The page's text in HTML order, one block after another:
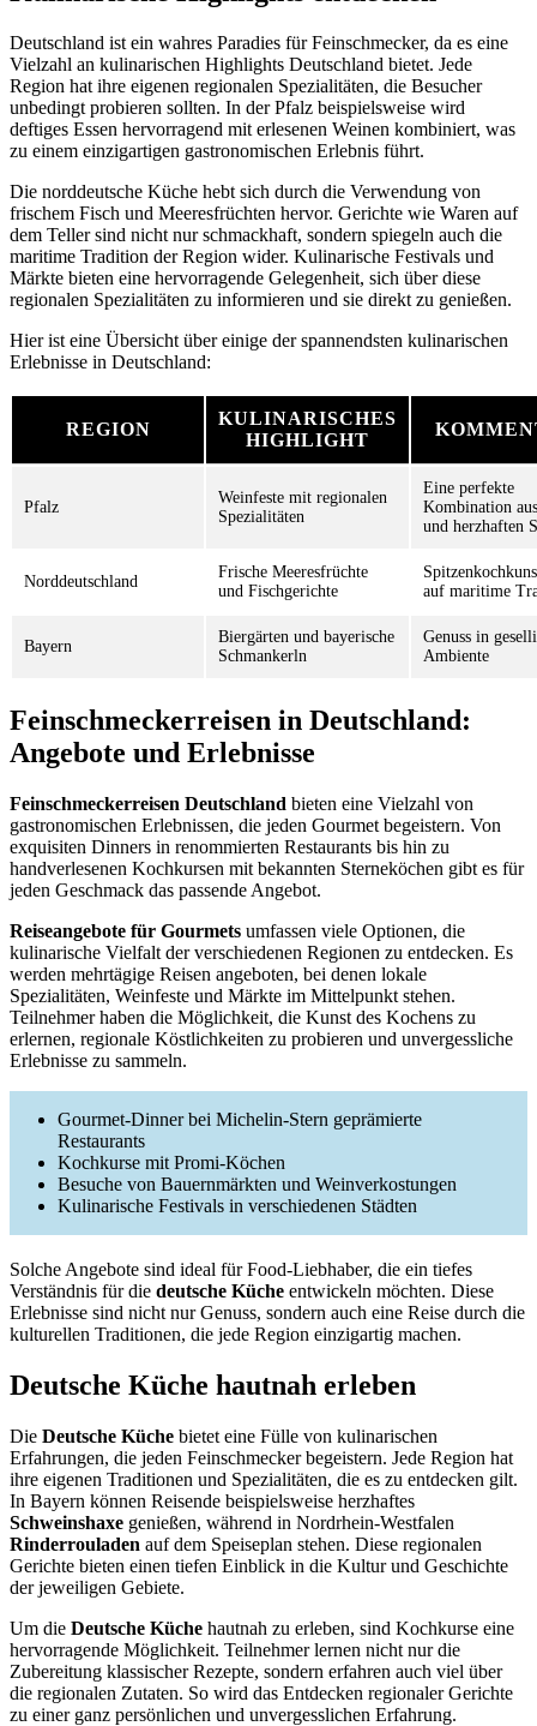
Deutschland ist ein wahres Paradies für Feinschmecker, da es eine
Vielzahl an kulinarischen Highlights Deutschland bietet. Jede
Region hat ihre eigenen regionalen Spezialitäten, die Besucher
unbedingt probieren sollten. In der Pfalz beispielsweise wird
deftiges Essen hervorragend mit erlesenen Weinen kombiniert, was
zu einem einzigartigen gastronomischen Erlebnis führt.
Die norddeutsche Küche hebt sich durch die Verwendung von
frischem Fisch und Meeresfrüchten hervor. Gerichte wie Waren auf
dem Teller sind nicht nur schmackhaft, sondern spiegeln auch die
maritime Tradition der Region wider. Kulinarische Festivals und
Märkte bieten eine hervorragende Gelegenheit, sich über diese
regionalen Spezialitäten zu informieren und sie direkt zu genießen.
Hier ist eine Übersicht über einige der spannendsten kulinarischen
Erlebnisse in Deutschland:
REGION
KULINARISCHES
HIGHLIGHT
Pfalz
Weinfeste mit regionalen
Spezialitäten
Eine perfekte
Kombination
und herzhaften
Norddeutschland
Frische Meeresfrüchte
und Fischgerichte
auf maritime
Bayern
Biergärten und bayerische
Schmankerln
Genuss in
Ambiente
Feinschmeckerreisen in Deutschland:
Angebote und Erlebnisse
Feinschmeckerreisen Deutschland bieten eine Vielzahl von
gastronomischen Erlebnissen, die jeden Gourmet begeistern. Von
exquisiten Dinners in renommierten Restaurants bis hin zu
handverlesenen Kochkursen mit bekannten Sterneköchen gibt es für
jeden Geschmack das passende Angebot.
Reiseangebote für Gourmets umfassen viele Optionen, die
kulinarische Vielfalt der verschiedenen Regionen zu entdecken. Es
werden mehrtägige Reisen angeboten, bei denen lokale
Spezialitäten, Weinfeste und Märkte im Mittelpunkt stehen.
Teilnehmer haben die Möglichkeit, die Kunst des Kochens zu
erlernen, regionale Köstlichkeiten zu probieren und unvergessliche
Erlebnisse zu sammeln.
Gourmet-Dinner bei Michelin-Stern geprämierte
Restaurants
Kochkurse mit Promi-Köchen
Besuche von Bauernmärkten und Weinverkostungen
Kulinarische Festivals in verschiedenen Städten
Solche Angebote sind ideal für Food-Liebhaber, die ein tiefes
Verständnis für die deutsche Küche entwickeln möchten. Diese
Erlebnisse sind nicht nur Genuss, sondern auch eine Reise durch die
kulturellen Traditionen, die jede Region einzigartig machen.
Deutsche Küche hautnah erleben
Die Deutsche Küche bietet eine Fülle von kulinarischen
Erfahrungen, die jeden Feinschmecker begeistern. Jede Region hat
ihre eigenen Traditionen und Spezialitäten, die es zu entdecken gilt.
In Bayern können Reisende beispielsweise herzhaftes
Schweinshaxe genießen, während in Nordrhein-Westfalen
Rinderrouladen auf dem Speiseplan stehen. Diese regionalen
Gerichte bieten einen tiefen Einblick in die Kultur und Geschichte
der jeweiligen Gebiete.
Um die Deutsche Küche hautnah zu erleben, sind Kochkurse eine
hervorragende Möglichkeit. Teilnehmer lernen nicht nur die
Zubereitung klassischer Rezepte, sondern erfahren auch viel über
die regionalen Zutaten. So wird das Entdecken regionaler Gerichte
zu einer ganz persönlichen und unvergesslichen Erfahrung.